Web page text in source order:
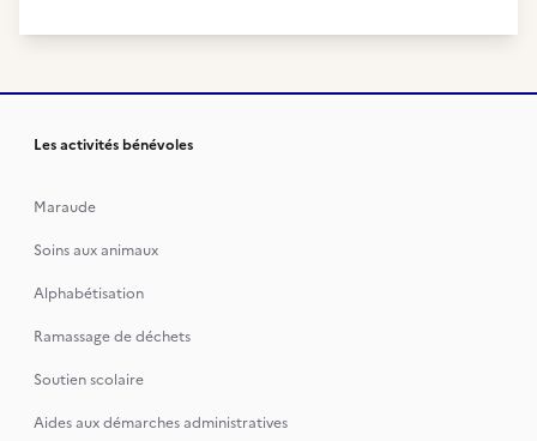
Les activités bénévoles
Maraude
Soins aux animaux
Alphabétisation
Ramassage de déchets
Soutien scolaire
Aides aux démarches administratives